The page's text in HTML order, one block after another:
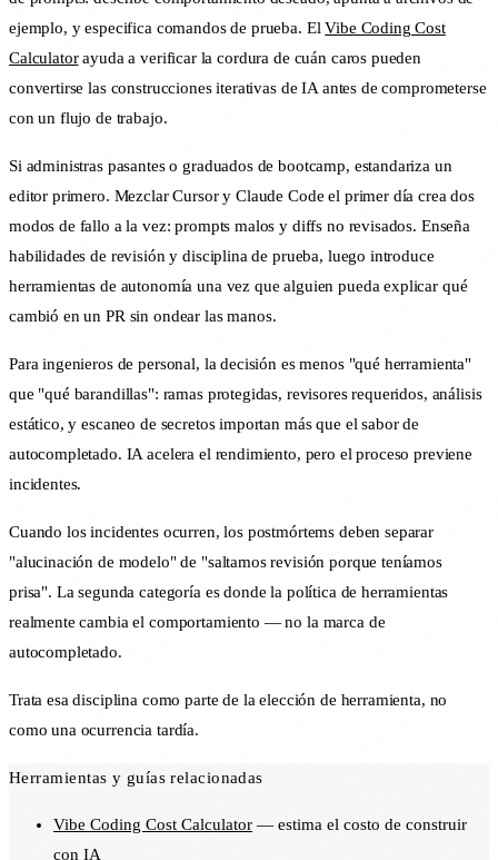
ejemplo, y especifica comandos de prueba. ElVibe Coding Cost
Calculatorayuda a verificar la cordura de cuán caros pueden
convertirse las construcciones iterativas de IA antes de comprometerse
con un flujo de trabajo.
Si administras pasantes o graduados de bootcamp, estandariza un
editor primero. Mezclar Cursor y Claude Code el primer día crea dos
modos de fallo a la vez: prompts malos y diffs no revisados. Enseña
habilidades de revisión y disciplina de prueba, luego introduce
herramientas de autonomía una vez que alguien pueda explicar qué
cambió en un PR sin ondear las manos.
Para ingenieros de personal, la decisión es menos "qué herramienta"
que "qué barandillas": ramas protegidas, revisores requeridos, análisis
estático, y escaneo de secretos importan más que el sabor de
autocompletado. IA acelera el rendimiento, pero el proceso previene
incidentes.
Cuando los incidentes ocurren, los postmórtems deben separar
"alucinación de modelo" de "saltamos revisión porque teníamos
prisa". La segunda categoría es donde la política de herramientas
realmente cambia el comportamiento — no la marca de
autocompletado.
Trata esa disciplina como parte de la elección de herramienta, no
como una ocurrencia tardía.
Herramientas y guías relacionadas
Vibe Coding Cost Calculator — estima el costo de construir
con IA